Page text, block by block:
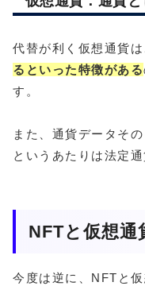
代替が利く仮想通貨は
る といった特徴がある
す。
また、通貨データそ
というあたりは法定
NFTと仮想通
今度は逆に、NFTと